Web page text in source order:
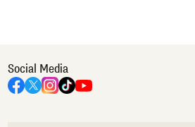
Social Media